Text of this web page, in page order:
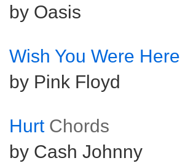
by Oasis
Wish You Were Here
by Pink Floyd
Hurt Chords
by Cash Johnny